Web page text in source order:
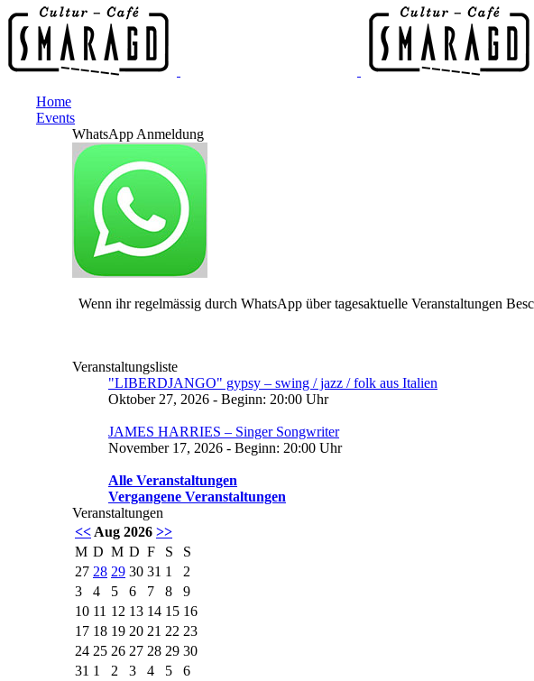
Home
Events
WhatsApp Anmeldung
Wenn ihr regelmässig durch WhatsApp über tagesaktuelle Veranstaltungen
Veranstaltungsliste
"LIBERDJANGO" gypsy – swing / jazz / folk aus Italien
Oktober 27, 2026 - Beginn: 20:00 Uhr
JAMES HARRIES – Singer Songwriter
November 17, 2026 - Beginn: 20:00 Uhr
Alle Veranstaltungen
Vergangene Veranstaltungen
Veranstaltungen
<< Aug 2026 >>
M D M D F S
S
27 28 29 30 31 1
2
3
4 5 6 7 8
9
10 11 12 13 14 15 16
17 18 19 20 21 22 23
24 25 26 27 28 29 30
31 1 2 3 4 5
6